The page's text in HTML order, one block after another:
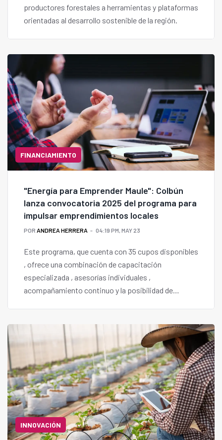
productores forestales a herramientas y plataformas
orientadas al desarrollo sostenible de la región.
FINANCIAMIENTO
"Energía para Emprender Maule": Colbún
lanza convocatoria 2025 del programa para
impulsar emprendimientos locales
POR ANDREA HERRERA 04:19 PM, MAY 23
Este programa, que cuenta con 35 cupos disponibles
, ofrece una combinación de capacitación
especializada , asesorías individuales ,
acompañamiento continuo y la posibilidad de
INNOVACIÓN